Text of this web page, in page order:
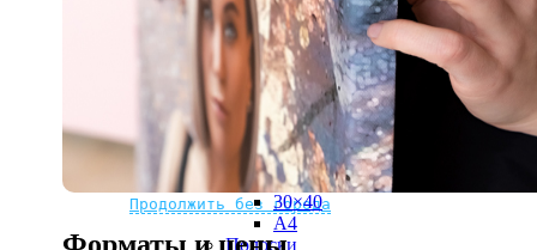
Не нашли Ваш город?
Мы доставляем по всему миру
Продолжить без города
рамке
10х10
10×15
13×18
15×15
15×20
20×20
20×30
30×30
30×40
A4
Полоски